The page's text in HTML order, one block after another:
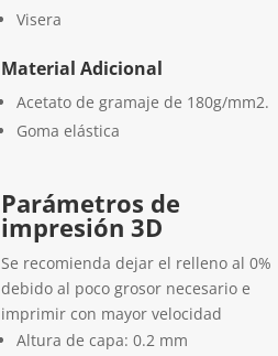
Visera
Material Adicional
Acetato de gramaje de 180g/mm2.
Goma elástica
Parámetros de
impresión 3D
Se recomienda dejar el relleno al 0%
debido al poco grosor necesario e
imprimir con mayor velocidad
Altura de capa: 0.2 mm